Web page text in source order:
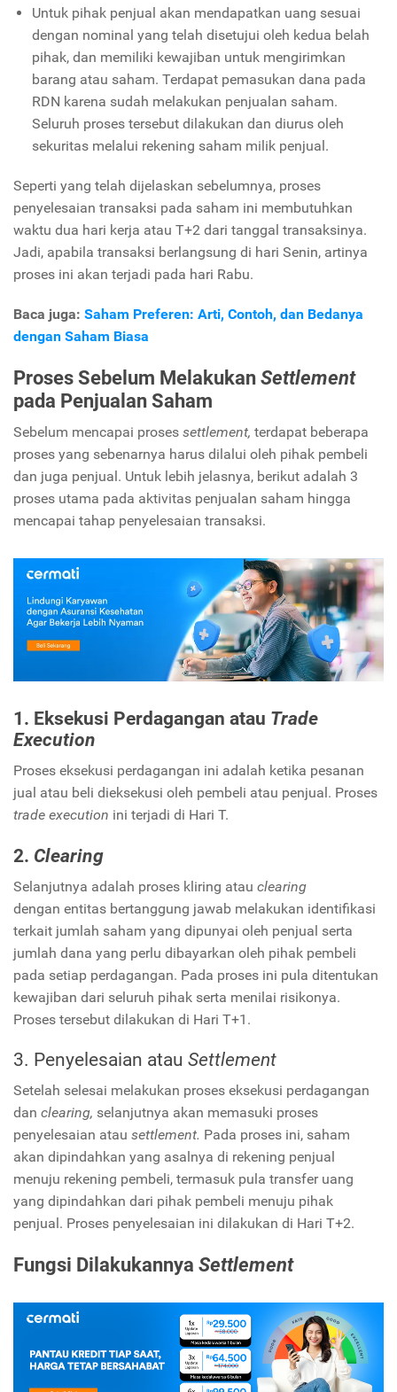
Untuk pihak penjual akan mendapatkan uang sesuai
dengan nominal yang telah disetujui oleh kedua belah
pihak, dan memiliki kewajiban untuk mengirimkan
barang atau saham. Terdapat pemasukan dana pada
RDN karena sudah melakukan penjualan saham.
Seluruh proses tersebut dilakukan dan diurus oleh
sekuritas melalui rekening saham milik penjual.
Seperti yang telah dijelaskan sebelumnya, proses
penyelesaian transaksi pada saham ini membutuhkan
waktu dua hari kerja atau T+2 dari tanggal transaksinya.
Jadi, apabila transaksi berlangsung di hari Senin, artinya
proses ini akan terjadi pada hari Rabu.
Baca juga: Saham Preferen: Arti, Contoh, dan Bedanya
dengan Saham Biasa
Proses Sebelum MelakukanSettlement
pada Penjualan Saham
Sebelum mencapai proses settlement, terdapat beberapa
proses yang sebenarnya harus dilalui oleh pihak pembeli
dan juga penjual. Untuk lebih jelasnya, berikut adalah 3
proses utama pada aktivitas penjualan saham hingga
mencapai tahap penyelesaian transaksi.
1. Eksekusi Perdagangan atau Trade
Execution
Proses eksekusi perdagangan ini adalah ketika pesanan
jual atau beli dieksekusi oleh pembeli atau penjual. Proses
trade execution ini terjadi di Hari T.
2. Clearing
Selanjutnya adalah proses kliring atau clearing
dengan entitas bertanggung jawab melakukan identifikasi
terkait jumlah saham yang dipunyai oleh penjual serta
jumlah dana yang perlu dibayarkan oleh pihak pembeli
pada setiap perdagangan. Pada proses ini pula ditentukan
kewajiban dari seluruh pihak serta menilai risikonya.
Proses tersebut dilakukan di Hari T+1.
3. Penyelesaian atau Settlement
Setelah selesai melakukan proses eksekusi perdagangan
dan clearing, selanjutnya akan memasuki proses
penyelesaian atau settlement. Pada proses ini, saham
akan dipindahkan yang asalnya di rekening penjual
menuju rekening pembeli, termasuk pula transfer uang
yang dipindahkan dari pihak pembeli menuju pihak
penjual. Proses penyelesaian ini dilakukan di Hari T+2.
Fungsi Dilakukannya Settlement